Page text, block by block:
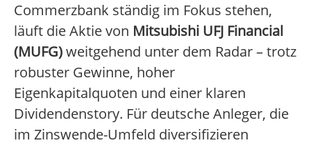
Commerzbank ständig im Fokus stehen,
läuft die Aktie von Mitsubishi UFJ Financial
(MUFG)weitgehend unter dem Radar – trotz
robuster Gewinne, hoher
Eigenkapitalquoten und einer klaren
Dividendenstory. Für deutsche Anleger, die
im Zinswende-Umfeld diversifizieren